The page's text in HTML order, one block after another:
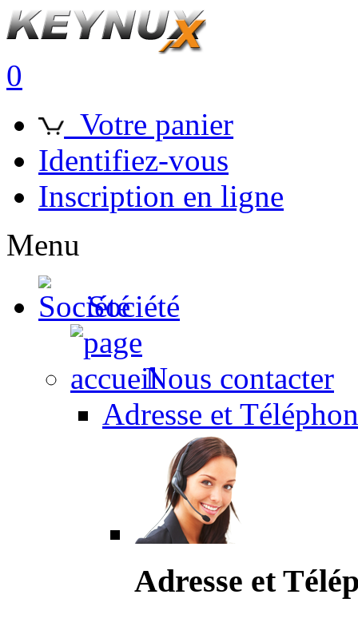
0
Votre panier
Identifiez-vous
Inscription en ligne
Menu
Société
Nous contacter
Adresse et
Adresse et